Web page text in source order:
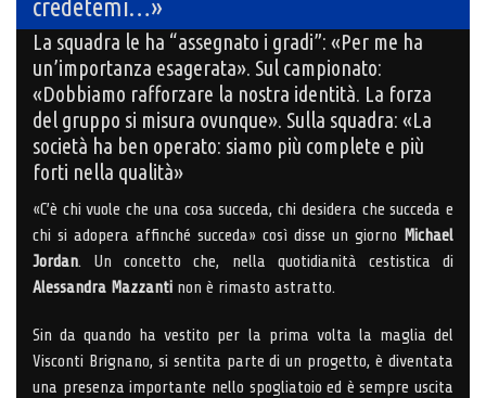
credetemi…»
La squadra le ha “assegnato i gradi”: «Per me ha
un’importanza esagerata». Sul campionato:
«Dobbiamo rafforzare la nostra identità. La forza
del gruppo si misura ovunque». Sulla squadra: «La
società ha ben operato: siamo più complete e più
forti nella qualità»
«C’è chi vuole che una cosa succeda, chi desidera che succeda e
chi si adopera affinché succeda» così disse un giorno Michael
Jordan. Un concetto che, nella quotidianità cestistica di
Alessandra Mazzanti non è rimasto astratto.
Sin da quando ha vestito per la prima volta la maglia del
Visconti Brignano, si sentita parte di un progetto, è diventata
una presenza importante nello spogliatoio ed è sempre uscita